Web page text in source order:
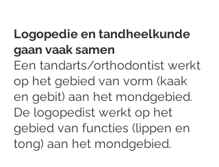
Logopedie en tandheelkunde
gaan vaak samen
Een tandarts/orthodontist werkt
op het gebied van vorm (kaak
en gebit) aan het mondgebied.
De logopedist werkt op het
gebied van functies (lippen en
tong) aan het mondgebied.